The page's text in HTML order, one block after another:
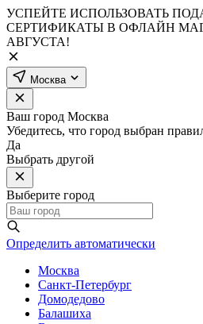
УСПЕЙТЕ ИСПОЛЬЗОВАТЬ
СЕРТИФИКАТЫ В ОФЛАЙН
АВГУСТА!
Москва
Ваш город Москва
Убедитесь, что город выбран
Да
Выбрать другой
Выберите город
Определить автоматически
Москва
Санкт-Петербург
Домодедово
Балашиха